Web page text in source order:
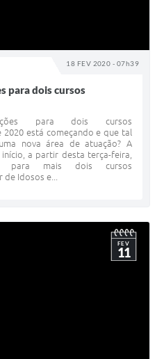
18 FEV 2020 - 07h39
para dois cursos
para dois cursos
está começando e que tal
nova área de atuação? A
a partir desta terça-feira,
para mais dois cursos
Idosos e...
FEV
11